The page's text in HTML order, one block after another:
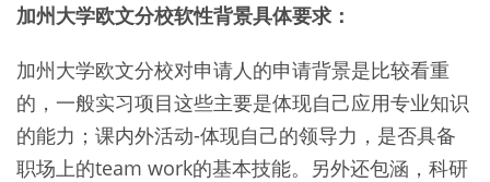
加州大学欧文分校软性背景具体要求：
加州大学欧文分校对申请人的申请背景是比较看重
的，一般实习项目这些主要是体现自己应用专业知识
的能力；课内外活动-体现自己的领导力，是否具备
职场上的team work的基本技能。另外还包涵，科研